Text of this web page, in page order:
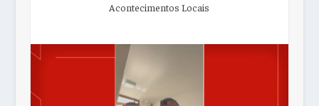
Acontecimentos Locais